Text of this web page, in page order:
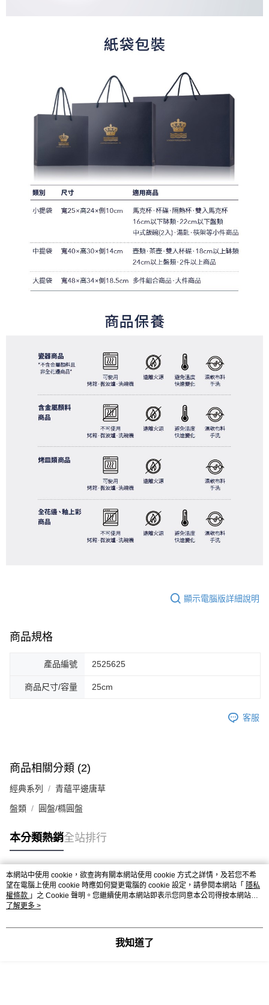
顯示電腦版詳細說明
商品規格
產品編號 2525625
商品尺寸/容量 25cm
客服
商品相關分類 (2)
經典系列 青蘊平邊唐草
盤類 圓盤/橢圓盤
本分類熱銷全站排行
熱門標籤
本網站中使用 cookie，欲查詢有關本網站使用 cookie 方式之詳情，及若您不希
望在電腦上使用 cookie 時應如何變更電腦的 cookie 設定，請參閱本網站「 隱私
權條款 」之 Cookie 聲明。您繼續使用本網站即表示您同意本公司得按本網站使
用條款之 Cookie 聲明使用 cookie。
了解更多 >
我知道了